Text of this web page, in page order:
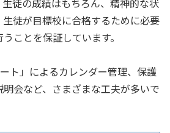
徒が目標校に合格するために必要
ことを保証しています。
ト」によるカレンダー管理、保護
会など、さまざまな工夫が多いで